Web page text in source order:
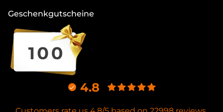
Geschenkgutscheine
4.8